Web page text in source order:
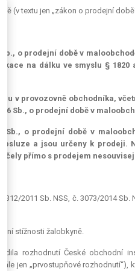
(v textu jen „zákon o prodejní
o prodejní době v
na dálku ve smyslu § 1820
v provozovně obchodníka,
Sb., o prodejní době v
Sb., o prodejní době v
a jsou určeny k prodeji.
přímo s prodejem
2011 Sb. NSS, č. 3073/2014 Sb.
stížnosti žalobkyně.
rozhodnutí České obchodní
jen „prvostupňové rozhodnutí“),